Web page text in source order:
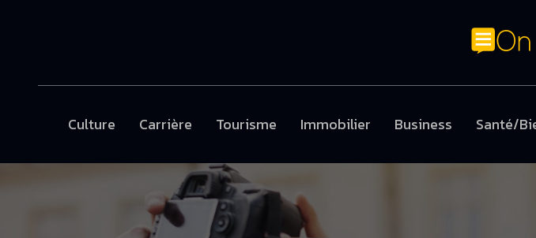
Culture Carrière Tourisme Immobilier Business Santé/